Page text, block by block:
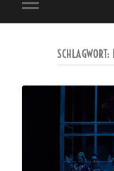
Mobile-
Menü
SCHLAGWORT: